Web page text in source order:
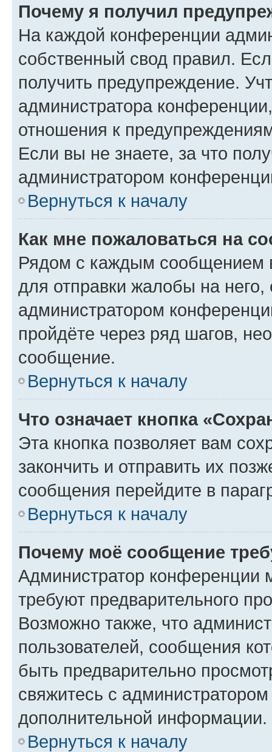
Почему я получил
На каждой конференции
собственный свод правил.
получить предупреждение.
администратора
отношения к
Если вы не знаете, за что
администратором
Вернуться к началу
Как мне пожаловаться на
Рядом с каждым сообщением
для отправки жалобы на
администратором
пройдёте через ряд шагов,
сообщение.
Вернуться к началу
Что означает кнопка
Эта кнопка позволяет вам
закончить и отправить их
сообщения перейдите в
Вернуться к началу
Почему моё сообщение
Администратор конференции
требуют предварительного
Возможно также, что
пользователей, сообщения
быть предварительно
свяжитесь с
дополнительной информации.
Вернуться к началу